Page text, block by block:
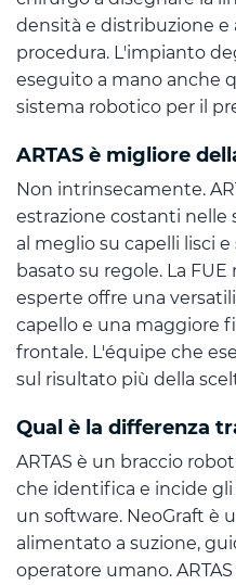
densità e distribuzione e
procedura. L'impianto
eseguito a mano anche
sistema robotico per il
ARTAS è migliore
Non intrinsecamente.
estrazione costanti
al meglio su capelli lisci
basato su regole. La
esperte offre una
capello e una maggiore
frontale. L'équipe che
sul risultato più della
Qual è la differenza
ARTAS è un braccio
che identifica e incide
un software. NeoGraft è
alimentato a suzione,
operatore umano.